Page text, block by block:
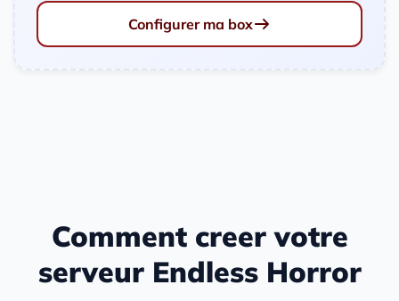
Configurer ma box
Comment creer votre
serveur Endless Horror